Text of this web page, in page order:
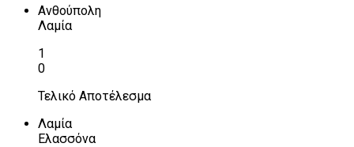
Ανθούπολη
Λαμία
1
0
Τελικό Αποτέλεσμα
Λαμία
Ελασσόνα